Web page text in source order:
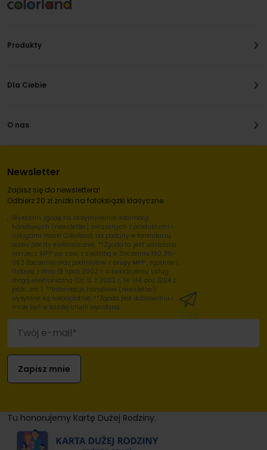
Produkty
Dla Ciebie
O nas
Newsletter
Zapisz się do newslettera!
Odbierz 20 zł zniżki na fotoksiążki klasyczne.
Wyrażam zgodę na otrzymywanie informacji
handlowych (newsletter) związanych z produktami i
usługami marki Colorland, na podany w formularzu
adres poczty elektronicznej. **Zgoda ta jest udzielana
na rzecz: MPP sp. z o.o. z siedzibą w Zaczerniu 190, 36-
062 Zaczernie oraz podmiotów z Grupy MPP , zgodnie z
Ustawą z dnia 18 lipca 2002 r. o świadczeniu usług
drogą elektroniczną (Dz. U. z 2002 r., Nr 144, poz. 1204 z
późn. zm.). **Informacje handlowe (newsletter)
wysyłane są nieodpłatnie. **Zgoda jest dobrowolna i
może być w każdej chwili wycofana.
Tu honorujemy Kartę Dużej Rodziny.